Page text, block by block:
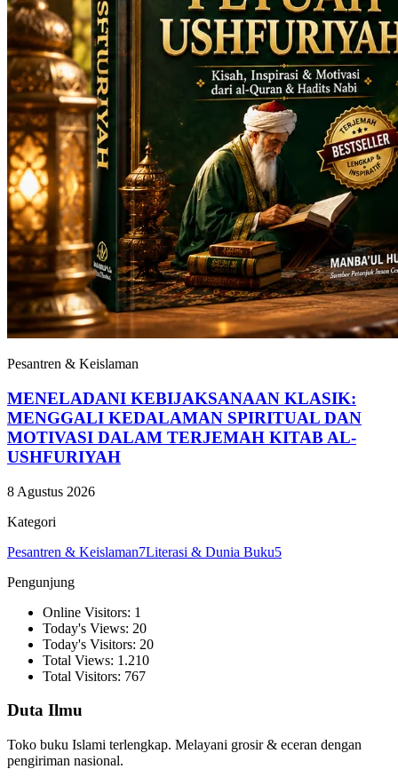
Pesantren & Keislaman
MENELADANI KEBIJAKSANAAN KLASIK:
MENGGALI KEDALAMAN SPIRITUAL DAN
MOTIVASI DALAM TERJEMAH KITAB AL-
USHFURIYAH
8 Agustus 2026
Kategori
Pesantren & Keislaman7Literasi & Dunia Buku5
Pengunjung
Online Visitors: 1
Today's Views: 20
Today's Visitors: 20
Total Views: 1.210
Total Visitors: 767
Duta Ilmu
Toko buku Islami terlengkap. Melayani grosir & eceran dengan
pengiriman nasional.